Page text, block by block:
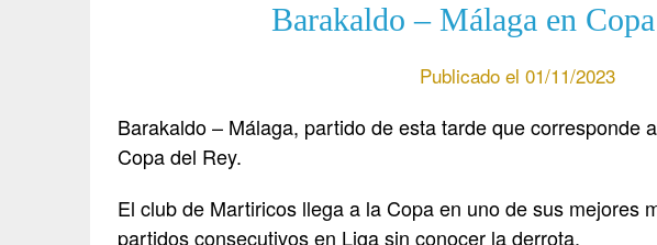
Barakaldo – Málaga en
Publicado el 01/11/2023
Barakaldo – Málaga, partido de esta tarde que corresponde
Copa del Rey.
El club de Martiricos llega a la Copa en uno de sus mejores
partidos consecutivos en Liga sin conocer la derrota.